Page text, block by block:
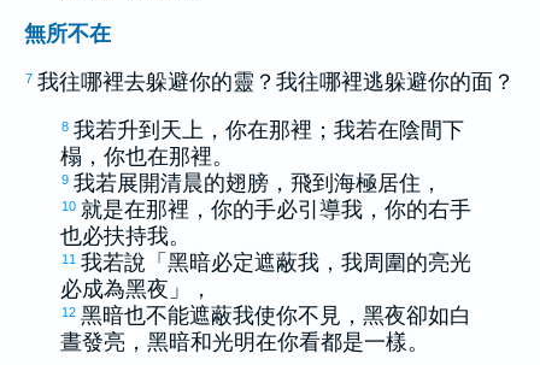
無所不在
7 我往哪裡去躲避你的靈？我往哪裡逃躲避你的面？
8 我若升到天上，你在那裡；我若在陰間下
榻，你也在那裡。
9 我若展開清晨的翅膀，飛到海極居住，
10 就是在那裡，你的手必引導我，你的右手
也必扶持我。
11 我若說「黑暗必定遮蔽我，我周圍的亮光
必成為黑夜」，
12 黑暗也不能遮蔽我使你不見，黑夜卻如白
晝發亮，黑暗和光明在你看都是一樣。